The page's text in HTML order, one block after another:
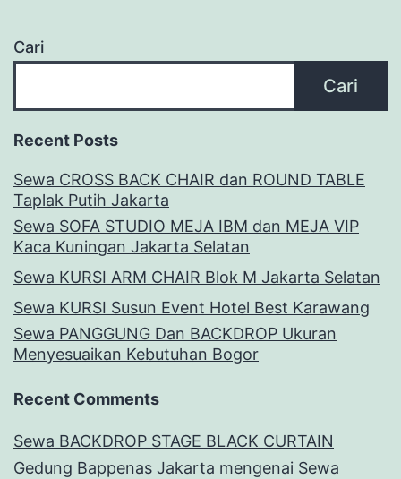
Cari
Cari
Recent Posts
Sewa CROSS BACK CHAIR dan ROUND TABLE
Taplak Putih Jakarta
Sewa SOFA STUDIO MEJA IBM dan MEJA VIP
Kaca Kuningan Jakarta Selatan
Sewa KURSI ARM CHAIR Blok M Jakarta Selatan
Sewa KURSI Susun Event Hotel Best Karawang
Sewa PANGGUNG Dan BACKDROP Ukuran
Menyesuaikan Kebutuhan Bogor
Recent Comments
Sewa BACKDROP STAGE BLACK CURTAIN
Gedung Bappenas Jakarta mengenai Sewa